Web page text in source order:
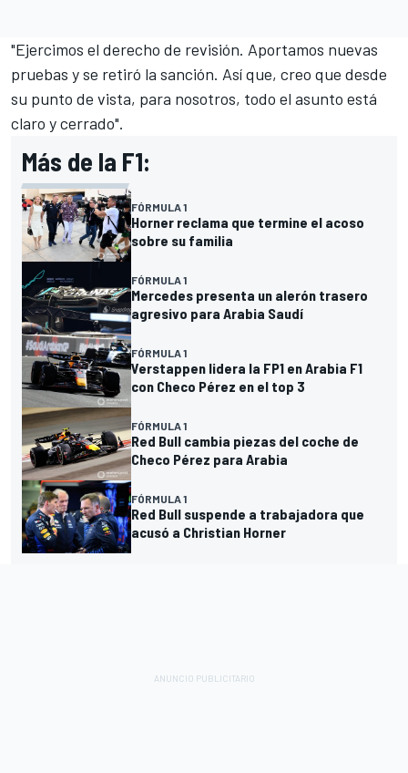
"Ejercimos el derecho de revisión. Aportamos nuevas
pruebas y se retiró la sanción. Así que, creo que desde
su punto de vista, para nosotros, todo el asunto está
claro y cerrado".
Más de la F1:
FÓRMULA 1
Horner reclama que termine el acoso
sobre su familia
FÓRMULA 1
Mercedes presenta un alerón trasero
agresivo para Arabia Saudí
FÓRMULA 1
Verstappen lidera la FP1 en Arabia F1
con Checo Pérez en el top 3
FÓRMULA 1
Red Bull cambia piezas del coche de
Checo Pérez para Arabia
FÓRMULA 1
Red Bull suspende a trabajadora que
acusó a Christian Horner